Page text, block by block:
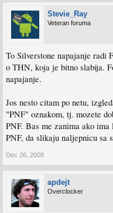
Stevie_Ray
Veteran foruma
To Silverstone napajanje radi
o THN, koja je bitno slabija.
napajanje.
Jos nesto citam po netu,
"PNF" oznakom, tj. mozete
PNF. Bas me zanima ako
PNF, da slikaju naljepnicu sa
Dec 26, 2008
apdejt
Overclocker